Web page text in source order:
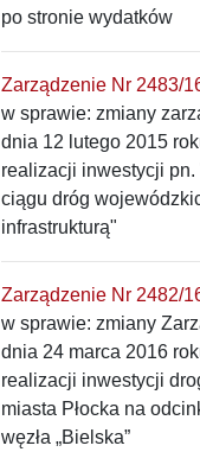
po stronie wydatków
Zarządzenie Nr 2483/
w sprawie: zmiany
dnia 12 lutego 2015
realizacji inwestycji
ciągu dróg
infrastrukturą"
Zarządzenie Nr 2482/
w sprawie: zmiany
dnia 24 marca 2016
realizacji inwestycji
miasta Płocka na
węzła „Bielska”